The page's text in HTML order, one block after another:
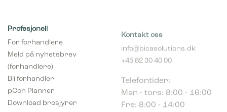
For forhandlere
Meld på nyhetsbrev
(forhandlere)
Bli forhandler
pCon Planner
Download brosjyrer
Download Center
info@bicasolutions.dk
+45 82 30 40 00
Man - tors: 8:00 - 16:00
Fre: 8:00 - 14:00